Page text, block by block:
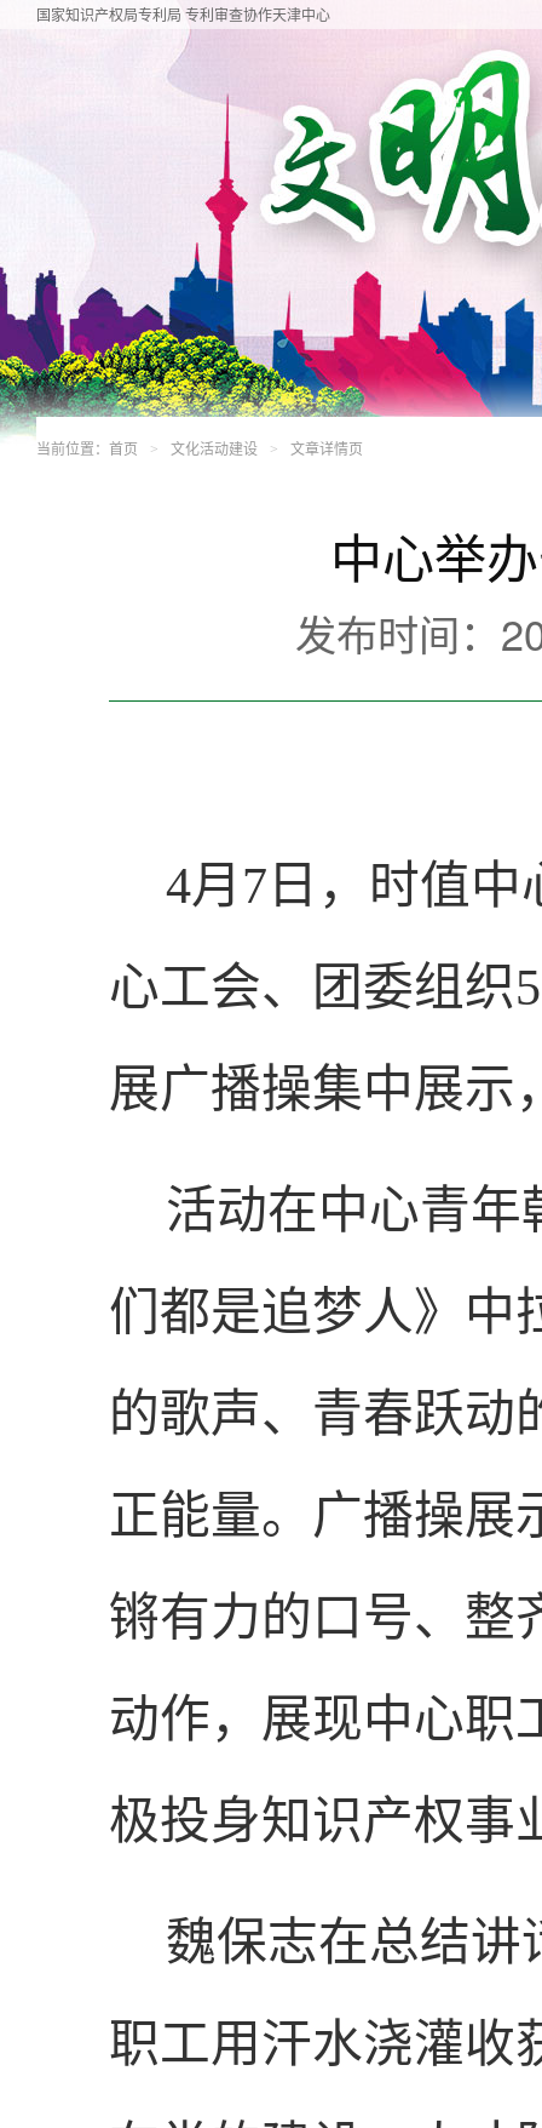
国家知识产权局专利局 专利审查协作天津中心
当前位置： 首页 > 文化活动建设 > 文章详情页
中心举
发布时间：
4月 7 日，时值
心工会、团委组织
展广播操集中展示
活动在中心青年
们都是追梦人》中
的歌声、青春跃动
正能量。广播操展
锵有力的口号、整
动作，展现中心职
极投身知识产权事
魏保志在总结讲
职工用汗水浇灌收